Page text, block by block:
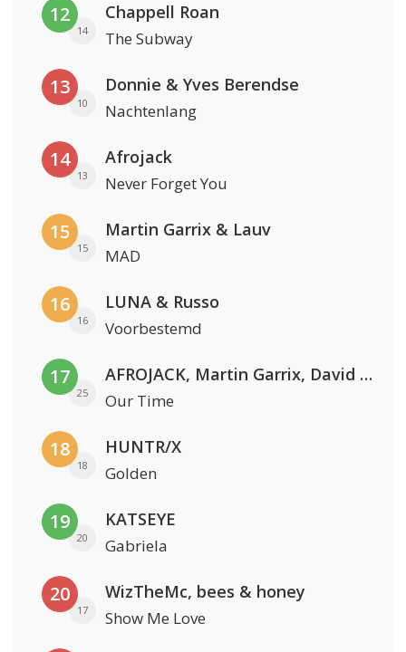
12
14
Chappell Roan
The Subway
13
10
Donnie & Yves Berendse
Nachtenlang
14
13
Afrojack
Never Forget You
15
15
Martin Garrix & Lauv
MAD
16
16
LUNA & Russo
Voorbestemd
17
25
AFROJACK, Martin Garrix, David Guetta & Amél
Our Time
18
18
HUNTR/X
Golden
19
20
KATSEYE
Gabriela
20
17
WizTheMc, bees & honey
Show Me Love